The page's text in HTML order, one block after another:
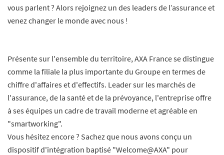
vous parlent ? Alors rejoignez un des leaders de l’assurance et
venez changer le monde avec nous !
Présente sur l'ensemble du territoire, AXA France se distingue
comme la filiale la plus importante du Groupe en termes de
chiffre d'affaires et d'effectifs. Leader sur les marchés de
l'assurance, de la santé et de la prévoyance, l'entreprise offre
à ses équipes un cadre de travail moderne et agréable en
"smartworking".
Vous hésitez encore ? Sachez que nous avons conçu un
dispositif d'intégration baptisé "Welcome@AXA" pour